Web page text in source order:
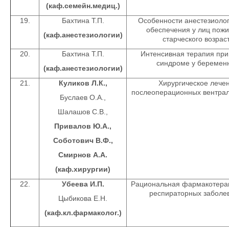
(каф.семейн.медиц.)
19.
Бахтина Т.П.
(каф.анестезиологии)
Особенности
обеспечения у лиц
старческого
20.
Бахтина Т.П.
(каф.анестезиологии)
Интенсивная терапия
синдроме у
21.
Куликов Л.К.,
Буслаев О.А.,
Шалашов С.В.,
Привалов Ю.А.,
Соботович В.Ф.,
Смирнов А.А.
(каф.хирургии)
Хирургическое
послеоперационных
22.
Убеева И.П.
Цыбикова Е.Н.
(каф.кл.фармаколог.)
Рациональная
респираторных